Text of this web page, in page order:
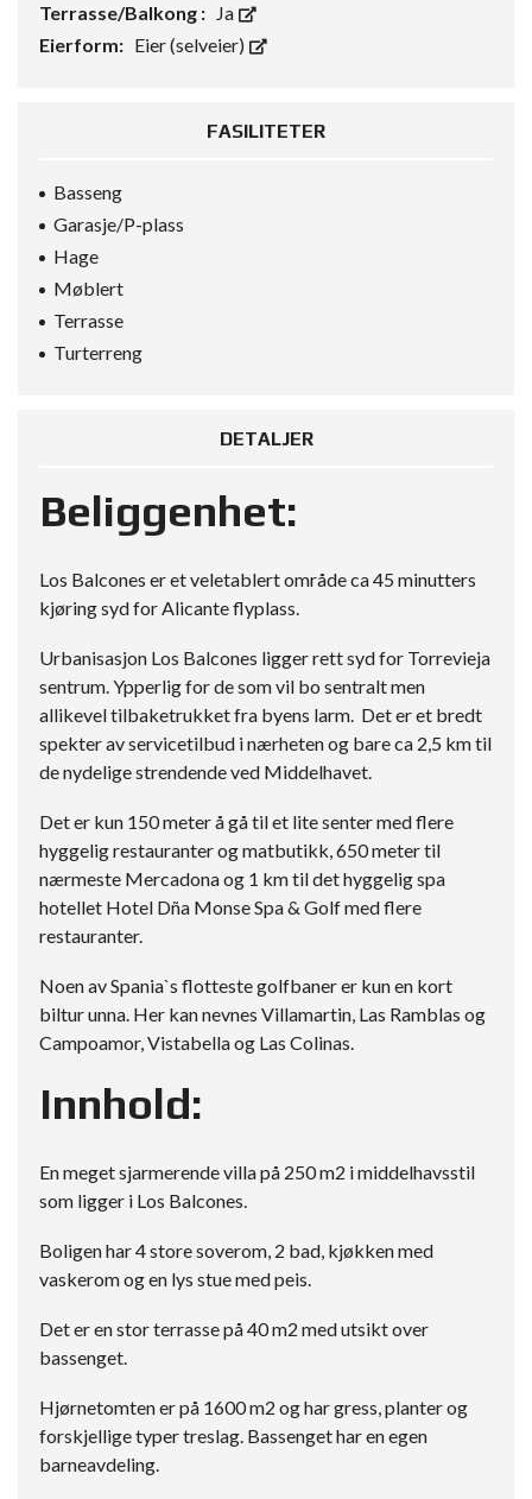
Terrasse/Balkong : Ja
Eierform: Eier (selveier)
FASILITETER
Basseng
Garasje/P-plass
Hage
Møblert
Terrasse
Turterreng
DETALJER
Beliggenhet:
Los Balcones er et veletablert område ca 45 minutters
kjøring syd for Alicante flyplass.
Urbanisasjon Los Balcones ligger rett syd for Torrevieja
sentrum. Ypperlig for de som vil bo sentralt men
allikevel tilbaketrukket fra byens larm. Det er et bredt
spekter av servicetilbud i nærheten og bare ca 2,5 km til
de nydelige strendende ved Middelhavet.
Det er kun 150 meter å gå til et lite senter med flere
hyggelig restauranter og matbutikk, 650 meter til
nærmeste Mercadona og 1 km til det hyggelig spa
hotellet Hotel Dña Monse Spa & Golf med flere
restauranter.
Noen av Spania`s flotteste golfbaner er kun en kort
biltur unna. Her kan nevnes Villamartin, Las Ramblas og
Campoamor, Vistabella og Las Colinas.
Innhold:
En meget sjarmerende villa på 250 m2 i middelhavsstil
som ligger i Los Balcones.
Boligen har 4 store soverom, 2 bad, kjøkken med
vaskerom og en lys stue med peis.
Det er en stor terrasse på 40 m2 med utsikt over
bassenget.
Hjørnetomten er på 1600 m2 og har gress, planter og
forskjellige typer treslag. Bassenget har en egen
barneavdeling.